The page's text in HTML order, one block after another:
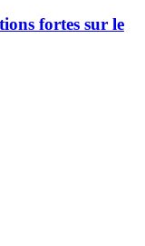
fortes sur le